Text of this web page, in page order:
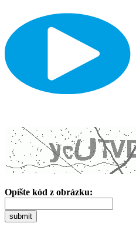
Opíšte kód z obrázku:
submit